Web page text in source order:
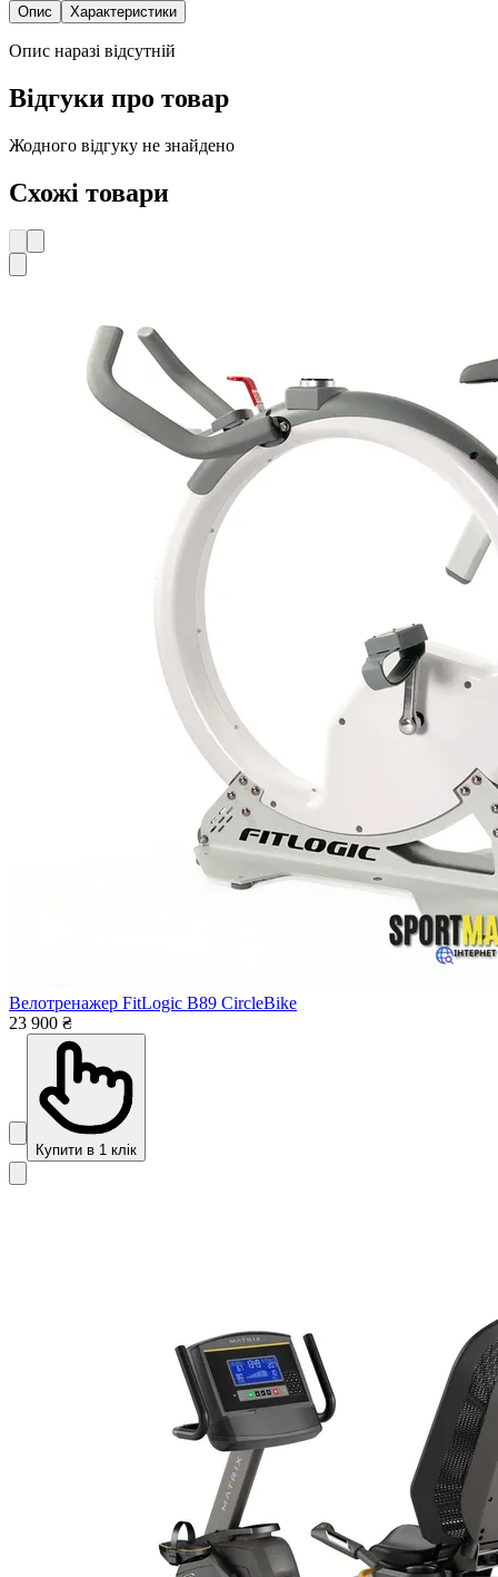
Опис Характеристики
Опис наразі відсутній
Відгуки про товар
Жодного відгуку не знайдено
Схожі товари
Велотренажер FitLogic B89 CircleBike
23 900 ₴
Купити в 1 клік